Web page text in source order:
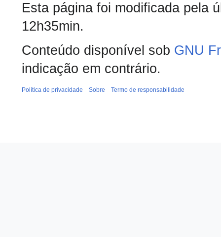
Esta página foi modificada pela
12h35min.
Conteúdo disponível sob GNU
indicação em contrário.
Política de privacidade Sobre Termo de responsabilidade